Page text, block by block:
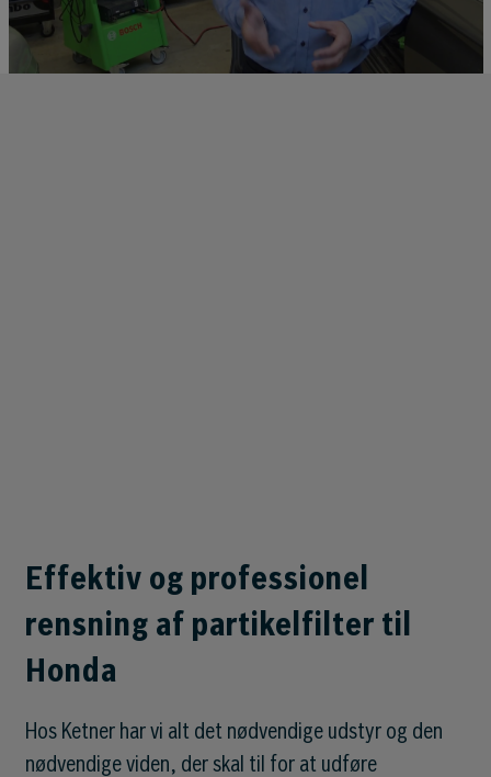
Effektiv og professionel
rensning af partikelfilter til
Honda
Hos Ketner har vi alt det nødvendige udstyr og den
nødvendige viden, der skal til for at udføre